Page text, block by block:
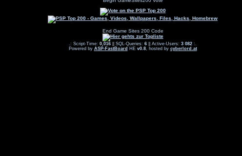
End Game Sites 200 Code
.: Script-Time: 0,016 || SQL-Queries: 6 || Active-Users: 3 082 :.
Powered by ASP-FastBoard HE v0.8, hosted by cyberlord.at